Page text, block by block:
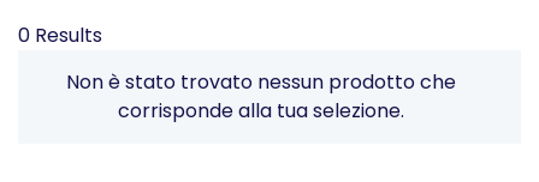
0 Results
Non è stato trovato nessun prodotto che
corrisponde alla tua selezione.